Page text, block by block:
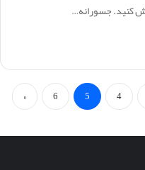
کنید. جسورانه…
4
5
6
»